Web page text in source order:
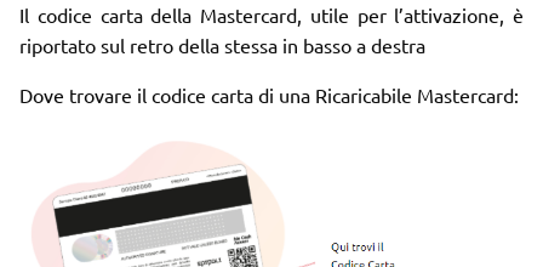
Il codice carta della Mastercard, utile per l’attivazione, è
riportato sul retro della stessa in basso a destra
Dove trovare il codice carta di una Ricaricabile Mastercard: